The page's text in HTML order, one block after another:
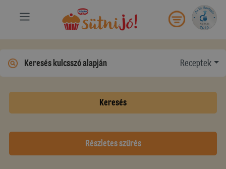
Receptek
Keresés
Részletes szűrés